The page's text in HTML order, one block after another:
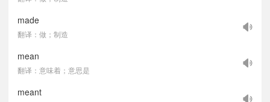
made
翻译：做；制造
mean
翻译：意味着；意思是
meant